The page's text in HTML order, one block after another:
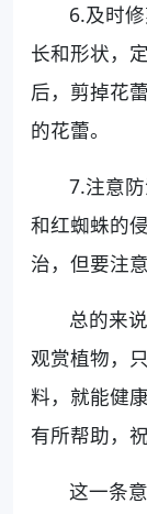
6.及时
长和形状，
后，剪掉花
的花蕾。
7.注意
和红蜘蛛的
治，但要注
总的来
观赏植物，
料，就能健
有所帮助，
这一条